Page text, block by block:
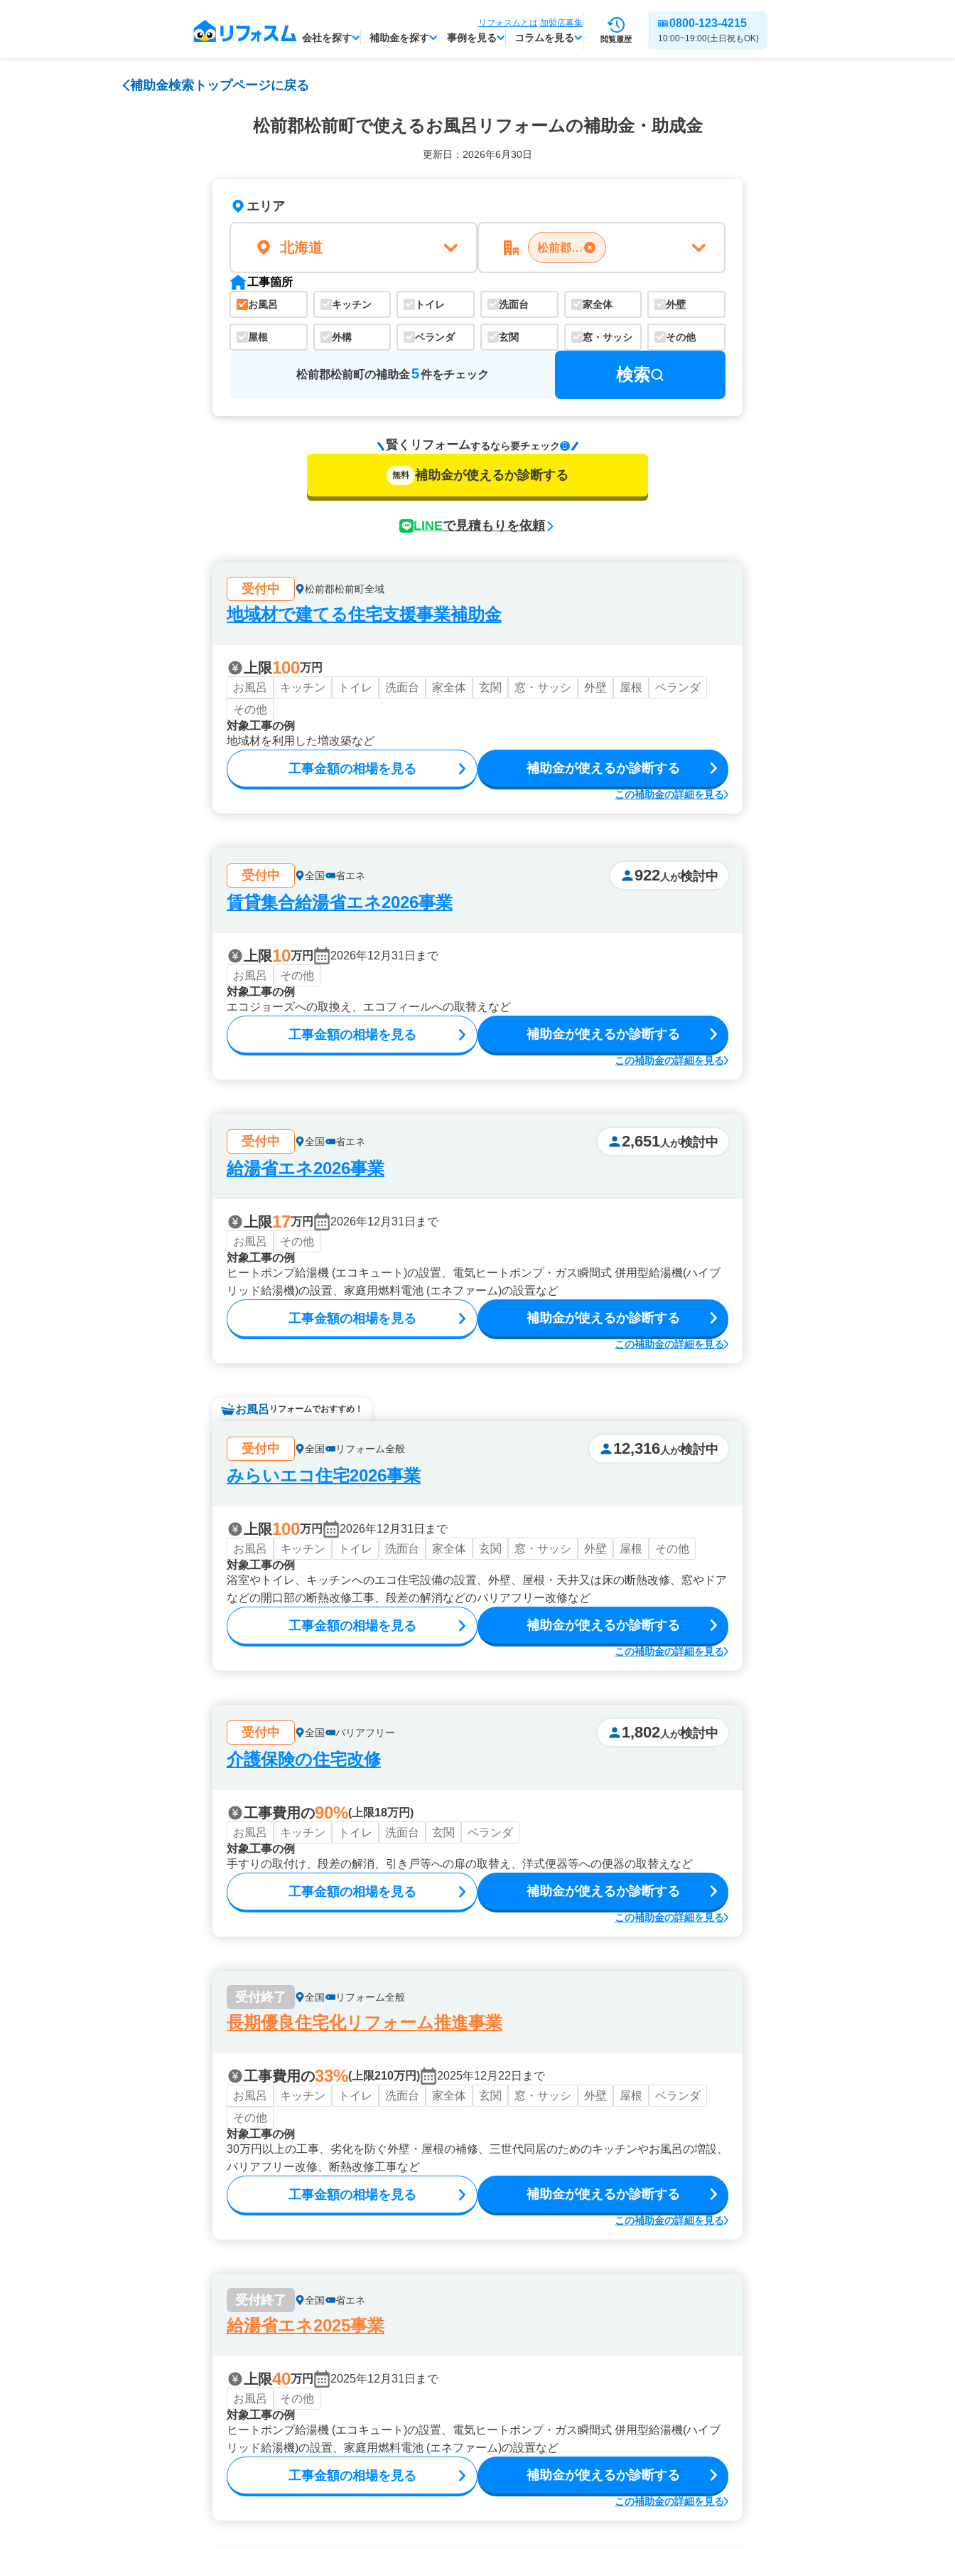
リフォスムとは|加盟店募集
会社を探す 補助金を探す 事例を見る コラムを見る 閲覧履歴
0800-123-4215
10:00~19:00(土日祝もOK)
補助金検索トップページに戻る
松前郡松前町で使えるお風呂リフォームの補助金・助成金
更新日：2026年6月30日
エリア
北海道 松前郡松前町
工事箇所
お風呂 キッチン トイレ 洗面台 家全体 外壁
屋根 外構 ベランダ 玄関 窓・サッシ その他
松前郡松前町の補助金5件をチェック 検索
賢くリフォームするなら要チェック
無料 補助金が使えるか診断する
LINEで見積もりを依頼
受付中 松前郡松前町全域
地域材で建てる住宅支援事業補助金
上限100万円
お風呂
キッチン トイレ 洗面台 家全体 玄関 窓・サッシ 外壁 屋根
ベランダ
その他
対象工事の例
地域材を利用した増改築など
工事金額の相場を見る 補助金が使えるか診断する
この補助金の詳細を見る
受付中 全国 省エネ 922人が検討中
賃貸集合給湯省エネ2026事業
上限10万円
2026年12月31日まで
お風呂
その他
対象工事の例
エコジョーズへの取換え、エコフィールへの取替えなど
工事金額の相場を見る 補助金が使えるか診断する
この補助金の詳細を見る
受付中 全国 省エネ 2,651人が検討中
給湯省エネ2026事業
上限17万円
2026年12月31日まで
お風呂
その他
対象工事の例
ヒートポンプ給湯機 (エコキュート)の設置、電気ヒートポンプ・ガス瞬間式 併用型給湯機(ハイブ
リッド給湯機)の設置、家庭用燃料電池 (エネファーム)の設置など
工事金額の相場を見る 補助金が使えるか診断する
この補助金の詳細を見る
お風呂 リフォームでおすすめ！
受付中 全国 リフォーム全般 12,316人が検討中
みらいエコ住宅2026事業
上限100万円
2026年12月31日まで
お風呂
キッチン トイレ 洗面台 家全体 玄関 窓・サッシ 外壁 屋根
その他
対象工事の例
浴室やトイレ、キッチンへのエコ住宅設備の設置、外壁、屋根・天井又は床の断熱改修、窓やドア
などの開口部の断熱改修工事、段差の解消などのバリアフリー改修など
工事金額の相場を見る 補助金が使えるか診断する
この補助金の詳細を見る
受付中 全国 バリアフリー 1,802人が検討中
介護保険の住宅改修
工事費用の90%(上限18万円)
お風呂
キッチン トイレ 洗面台 玄関
ベランダ
対象工事の例
手すりの取付け、段差の解消、引き戸等への扉の取替え、洋式便器等への便器の取替えなど
工事金額の相場を見る 補助金が使えるか診断する
この補助金の詳細を見る
受付終了 全国 リフォーム全般
長期優良住宅化リフォーム推進事業
工事費用の33%(上限210万円)
2025年12月22日まで
お風呂
キッチン トイレ 洗面台 家全体 玄関 窓・サッシ 外壁 屋根
ベランダ
その他
対象工事の例
30万円以上の工事、劣化を防ぐ外壁・屋根の補修、三世代同居のためのキッチンやお風呂の増設、
バリアフリー改修、断熱改修工事など
工事金額の相場を見る 補助金が使えるか診断する
この補助金の詳細を見る
受付終了 全国 省エネ
給湯省エネ2025事業
上限40万円
2025年12月31日まで
お風呂
その他
対象工事の例
ヒートポンプ給湯機 (エコキュート)の設置、電気ヒートポンプ・ガス瞬間式 併用型給湯機(ハイブ
リッド給湯機)の設置、家庭用燃料電池 (エネファーム)の設置など
工事金額の相場を見る 補助金が使えるか診断する
この補助金の詳細を見る